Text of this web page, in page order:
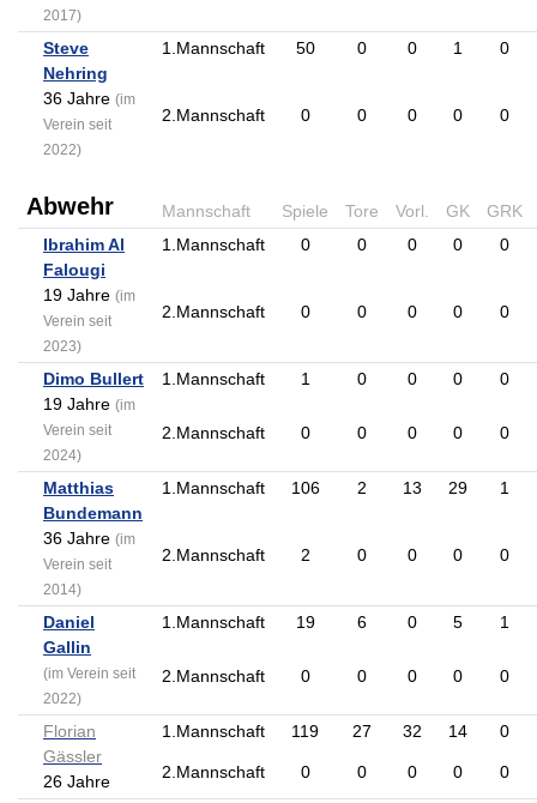
2017)
Steve
Nehring
36 Jahre (im
Verein seit
2022)
1.Mannschaft 50 0 0 1 0
2.Mannschaft 0 0 0 0 0
Abwehr Mannschaft Spiele Tore Vorl. GK
GRK
Ibrahim Al
Falougi
19 Jahre (im
Verein seit
2023)
1.Mannschaft 0 0 0 0 0
2.Mannschaft 0 0 0 0 0
Dimo Bullert
19 Jahre (im
Verein seit
2024)
1.Mannschaft 1 0 0 0 0
2.Mannschaft 0 0 0 0 0
Matthias
Bundemann
36 Jahre (im
Verein seit
2014)
1.Mannschaft 106 2 13 29 1
2.Mannschaft 2 0 0 0 0
Daniel
Gallin
(im Verein seit
2022)
1.Mannschaft 19 6 0 5 1
2.Mannschaft 0 0 0 0 0
Florian
Gässler
26 Jahre
1.Mannschaft 119 27 32 14 0
2.Mannschaft 0 0 0 0 0